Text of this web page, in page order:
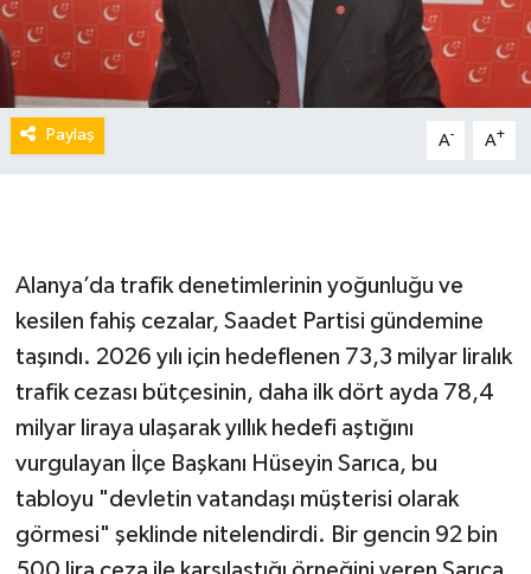
Paylaş A- A+
Alanya’da trafik denetimlerinin yoğunluğu ve
kesilen fahiş cezalar, Saadet Partisi gündemine
taşındı. 2026 yılı için hedeflenen 73,3 milyar liralık
trafik cezası bütçesinin, daha ilk dört ayda 78,4
milyar liraya ulaşarak yıllık hedefi aştığını
vurgulayan İlçe Başkanı Hüseyin Sarıca, bu
tabloyu "devletin vatandaşı müşterisi olarak
görmesi" şeklinde nitelendirdi. Bir gencin 92 bin